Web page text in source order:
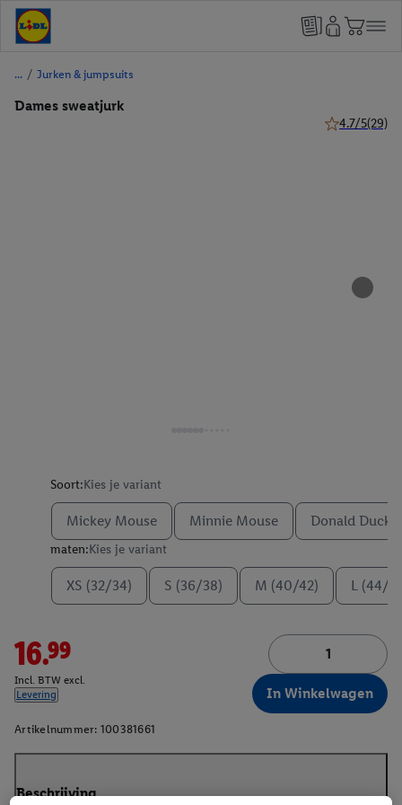
/ Jurken & jumpsuits
Dames sweatjurk
4.7/5(29)
Soort:Kies je variant
Mickey Mouse Minnie Mouse Donald Duck
maten:Kies je variant
XS (32/34) S (36/38) M (40/42) L (44/
16.99
Incl. BTW excl.
Levering
In Winkelwagen
Artikelnummer: 100381661
Beschrijving